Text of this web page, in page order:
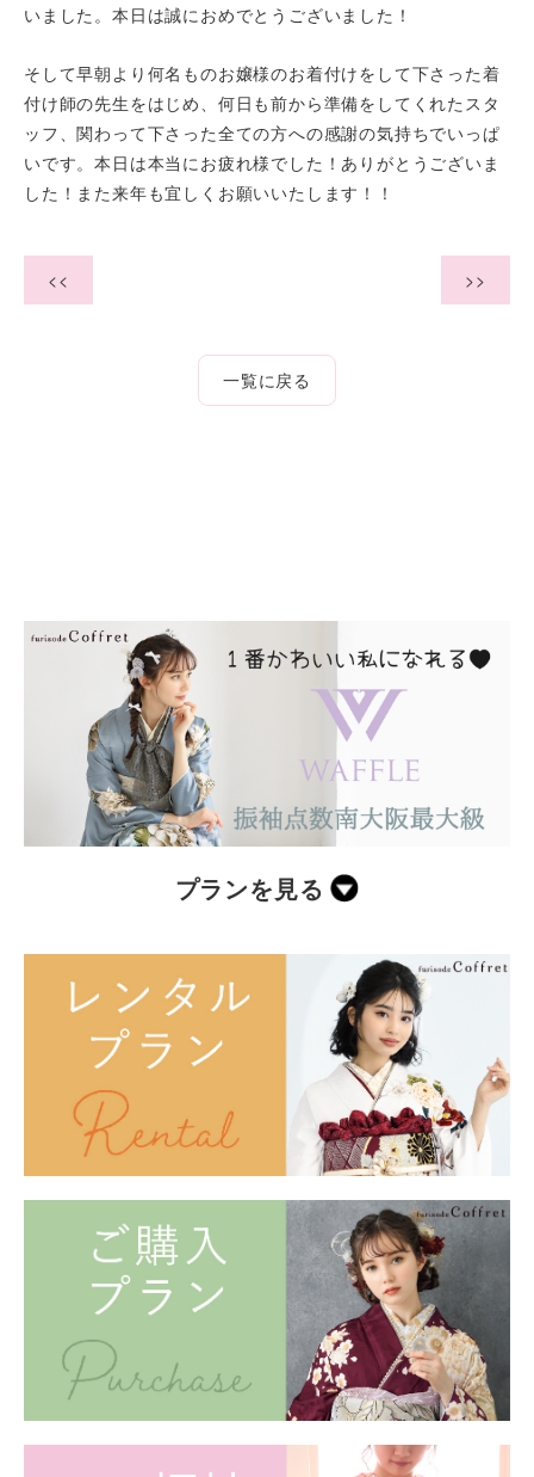
いました。本日は誠におめでとうございました！
そして早朝より何名ものお嬢様のお着付けをして下さった着
付け師の先生をはじめ、何日も前から準備をしてくれたスタ
ッフ、関わって下さった全ての方への感謝の気持ちでいっぱ
いです。本日は本当にお疲れ様でした！ありがとうございま
した！また来年も宜しくお願いいたします！！
<< >>
一覧に戻る
プランを見る